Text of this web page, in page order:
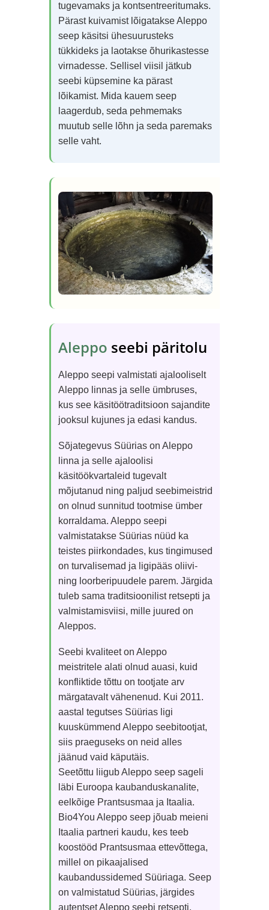
tugevamaks ja kontsentreeritumaks.
Pärast kuivamist lõigatakse Aleppo
seep käsitsi ühesuurusteks
tükkideks ja laotakse õhurikastesse
virnadesse. Sellisel viisil jätkub
seebi küpsemine ka pärast
lõikamist. Mida kauem seep
laagerdub, seda pehmemaks
muutub selle lõhn ja seda paremaks
selle vaht.
Aleppo seebi päritolu
Aleppo seepi valmistati ajalooliselt
Aleppo linnas ja selle ümbruses,
kus see käsitöötraditsioon sajandite
jooksul kujunes ja edasi kandus.
Sõjategevus Süürias on Aleppo
linna ja selle ajaloolisi
käsitöökvartaleid tugevalt
mõjutanud ning paljud seebimeistrid
on olnud sunnitud tootmise ümber
korraldama. Aleppo seepi
valmistatakse Süürias nüüd ka
teistes piirkondades, kus tingimused
on turvalisemad ja ligipääs oliivi-
ning loorberipuudele parem. Järgida
tuleb sama traditsioonilist retsepti ja
valmistamisviisi, mille juured on
Aleppos.
Seebi kvaliteet on Aleppo
meistritele alati olnud auasi, kuid
konfliktide tõttu on tootjate arv
märgatavalt vähenenud. Kui 2011.
aastal tegutses Süürias ligi
kuuskümmend Aleppo seebitootjat,
siis praeguseks on neid alles
jäänud vaid käputäis.
Seetõttu liigub Aleppo seep sageli
läbi Euroopa kaubanduskanalite,
eelkõige Prantsusmaa ja Itaalia.
Bio4You Aleppo seep jõuab meieni
Itaalia partneri kaudu, kes teeb
koostööd Prantsusmaa ettevõttega,
millel on pikaajalised
kaubandussidemed Süüriaga. Seep
on valmistatud Süürias, järgides
autentset Aleppo seebi retsepti.